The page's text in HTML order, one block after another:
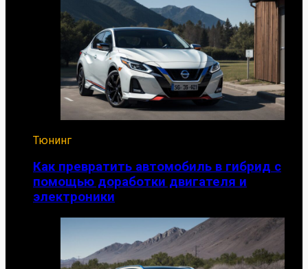
Тюнинг
Как превратить автомобиль в гибрид с
помощью доработки двигателя и
электроники